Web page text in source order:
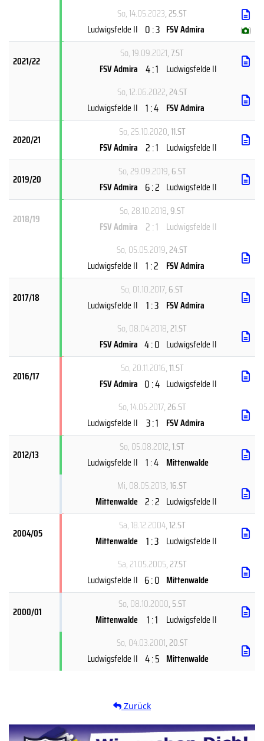
So, 14.05.2023, 25.ST
Ludwigsfelde II 0 : 3 FSV Admira ( )
2021/22
So, 19.09.2021, 7.ST
FSV Admira 4 : 1 Ludwigsfelde II
So, 12.06.2022, 24.ST
Ludwigsfelde II 1 : 4 FSV Admira
2020/21
So, 25.10.2020, 11.ST
FSV Admira 2 : 1 Ludwigsfelde II
2019/20
So, 29.09.2019, 6.ST
FSV Admira 6 : 2 Ludwigsfelde II
2018/19
So, 28.10.2018, 9.ST
FSV Admira 2 : 1 Ludwigsfelde II
So, 05.05.2019, 24.ST
Ludwigsfelde II 1 : 2 FSV Admira
2017/18
So, 01.10.2017, 6.ST
Ludwigsfelde II 1 : 3 FSV Admira
So, 08.04.2018, 21.ST
FSV Admira 4 : 0 Ludwigsfelde II
2016/17
So, 20.11.2016, 11.ST
FSV Admira 0 : 4 Ludwigsfelde II
So, 14.05.2017, 26.ST
Ludwigsfelde II 3 : 1 FSV Admira
2012/13
So, 05.08.2012, 1.ST
Ludwigsfelde II 1 : 4 Mittenwalde
Mi, 08.05.2013, 16.ST
Mittenwalde 2 : 2 Ludwigsfelde II
2004/05
Sa, 18.12.2004, 12.ST
Mittenwalde 1 : 3 Ludwigsfelde II
Sa, 21.05.2005, 27.ST
Ludwigsfelde II 6 : 0 Mittenwalde
2000/01
So, 08.10.2000, 5.ST
Mittenwalde
1 : 1
Ludwigsfelde II
So, 04.03.2001, 20.ST
Ludwigsfelde II 4 : 5 Mittenwalde
Zurück